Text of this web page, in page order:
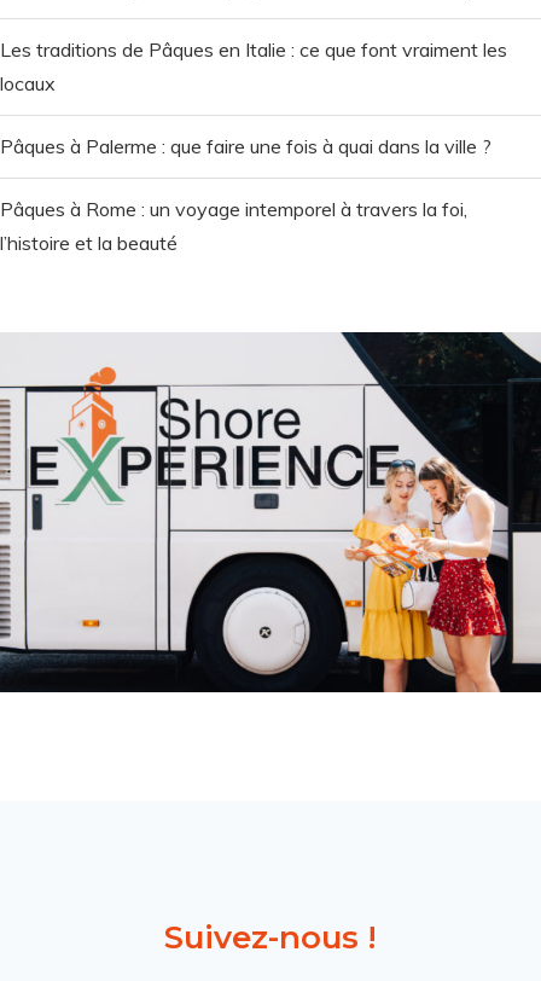
Les traditions de Pâques en Italie : ce que font vraiment les
locaux
Pâques à Palerme : que faire une fois à quai dans la ville ?
Pâques à Rome : un voyage intemporel à travers la foi,
l’histoire et la beauté
Suivez-nous !​